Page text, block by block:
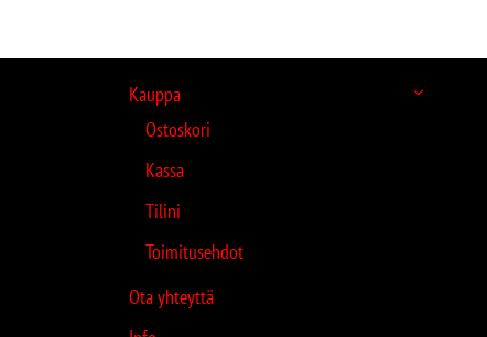
Kauppa
Ostoskori
Kassa
Tilini
Toimitusehdot
Ota yhteyttä